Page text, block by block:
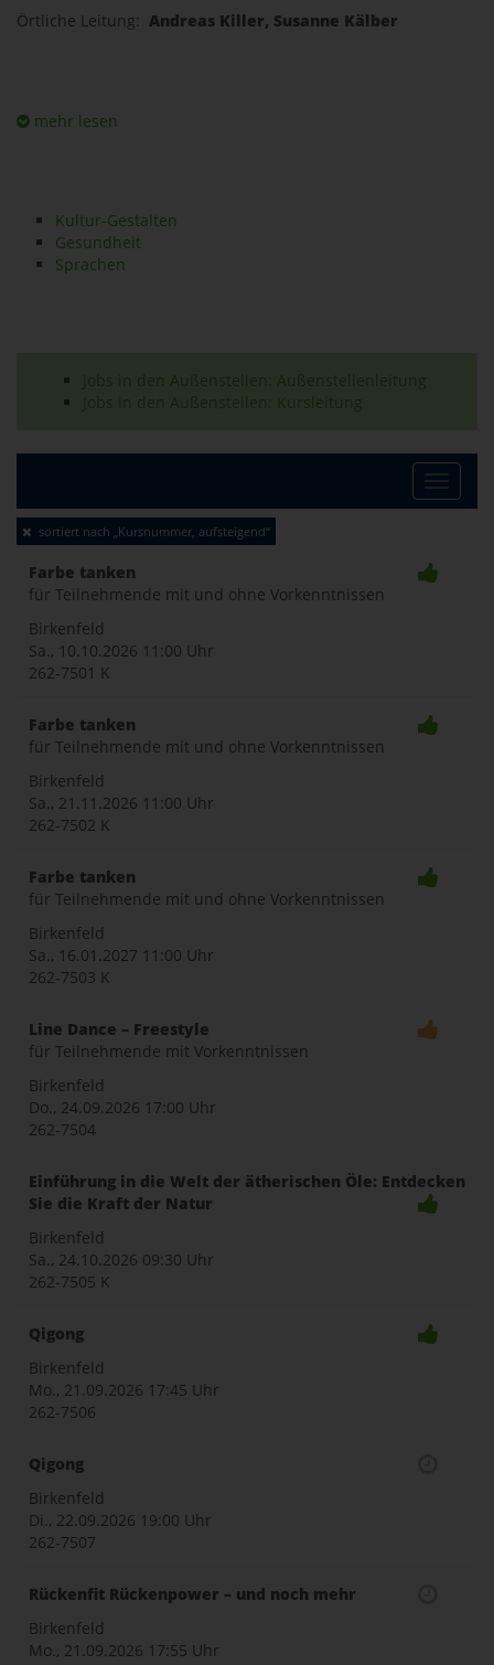
Örtliche Leitung: Andreas Killer, Susanne Kälber
mehr lesen
Kultur-Gestalten
Gesundheit
Sprachen
Jobs in den Außenstellen: Außenstellenleitung
Jobs in den Außenstellen: Kursleitung
Toggle
sortiert nach „Kursnummer, aufsteigend“
Farbe tanken
für Teilnehmende mit und ohne Vorkenntnissen
Birkenfeld
Sa., 10.10.2026 11:00 Uhr
262-7501 K
Farbe tanken
für Teilnehmende mit und ohne Vorkenntnissen
Birkenfeld
Sa., 21.11.2026 11:00 Uhr
262-7502 K
Farbe tanken
für Teilnehmende mit und ohne Vorkenntnissen
Birkenfeld
Sa., 16.01.2027 11:00 Uhr
262-7503 K
Line Dance – Freestyle
für Teilnehmende mit Vorkenntnissen
Birkenfeld
Do., 24.09.2026 17:00 Uhr
262-7504
Einführung in die Welt der ätherischen Öle: Entdecken
Sie die Kraft der Natur
Birkenfeld
Sa., 24.10.2026 09:30 Uhr
262-7505 K
Qigong
Birkenfeld
Mo., 21.09.2026 17:45 Uhr
262-7506
Qigong
Birkenfeld
Di., 22.09.2026 19:00 Uhr
262-7507
Rückenfit Rückenpower – und noch mehr
Birkenfeld
Mo., 21.09.2026 17:55 Uhr